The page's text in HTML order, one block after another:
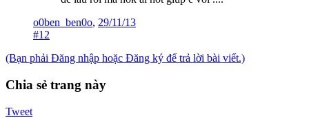
o0ben_ben0o, 29/11/13
#12
(Bạn phải Đăng nhập hoặc Đăng ký để trả lời bài viết.)
Chia sẻ trang này
Tweet